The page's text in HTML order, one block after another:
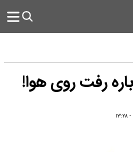
رفت روی هوا!